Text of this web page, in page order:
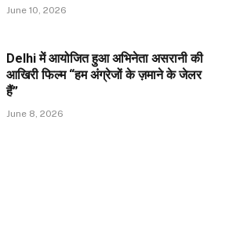
June 10, 2026
Delhi में आयोजित हुआ अभिनेता असरानी की
आखिरी फिल्म “हम अंग्रेजों के ज़माने के जेलर
हैं”
June 8, 2026